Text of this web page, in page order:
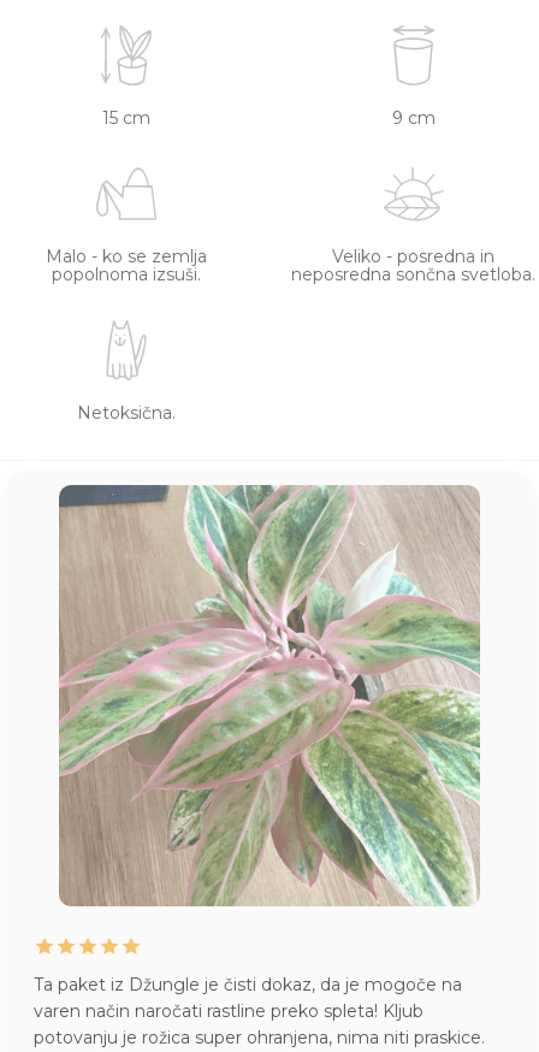
15 cm 9 cm
Malo - ko se zemlja
popolnoma izsuši.
Veliko - posredna in
neposredna sončna svetloba.
Netoksična.
Ta paket iz Džungle je čisti dokaz, da je mogoče na
varen način naročati rastline preko spleta! Kljub
potovanju je rožica super ohranjena, nima niti praskice.